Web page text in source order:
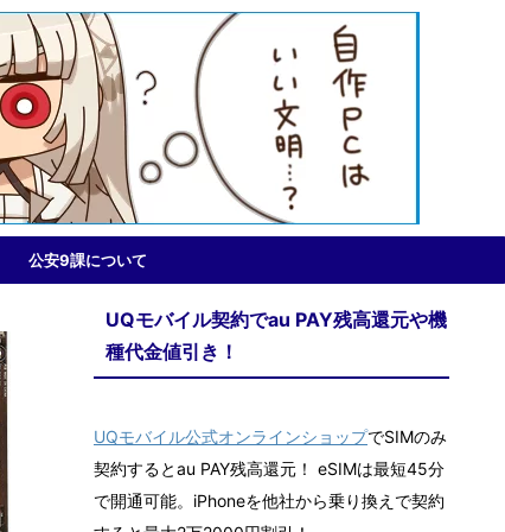
公安9課について
UQモバイル契約でau PAY残高還元や機
種代金値引き！
UQモバイル公式オンラインショップでSIMのみ
契約するとau PAY残高還元！ eSIMは最短45分
で開通可能。iPhoneを他社から乗り換えで契約